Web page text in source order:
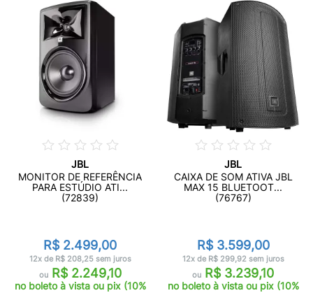
JBL
MONITOR DE REFERÊNCIA
PARA ESTÚDIO ATI...
(72839)
R$ 2.499,00
12x de R$ 208,25 sem juros
ouR$ 2.249,10
no boleto à vista ou pix (10%
JBL
CAIXA DE SOM ATIVA JBL
MAX 15 BLUETOOT...
(76767)
R$ 3.599,00
12x de R$ 299,92 sem juros
ou R$ 3.239,10
no boleto à vista ou pix (10%